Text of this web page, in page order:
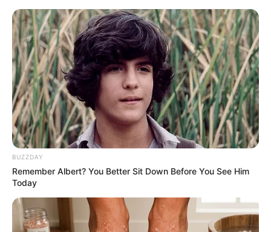
HOME
INSPIRASI
STYLE
FILM &
SERIES
NGAKAK
QUOTES
HYPE
MORE
BUZZDAY
Remember Albert? You Better Sit Down Before You See Him
Today